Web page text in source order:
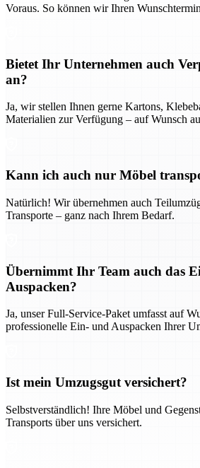
Voraus. So können wir Ihren
Bietet Ihr Unternehmen auch
an?
Ja, wir stellen Ihnen gerne Kartons,
Materialien zur Verfügung – auf Wunsch
Kann ich auch nur Möbel
Natürlich! Wir übernehmen auch
Transporte – ganz nach Ihrem Bedarf.
Übernimmt Ihr Team auch das
Auspacken?
Ja, unser Full-Service-Paket umfasst auf
professionelle Ein- und Auspacken Ihrer
Ist mein Umzugsgut versichert?
Selbstverständlich! Ihre Möbel und
Transports über uns versichert.